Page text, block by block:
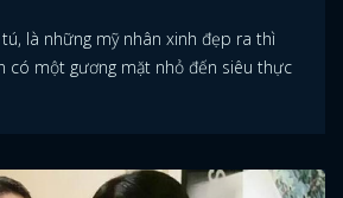
là những mỹ nhân xinh đẹp ra thì
có một gương mặt nhỏ đến siêu thực